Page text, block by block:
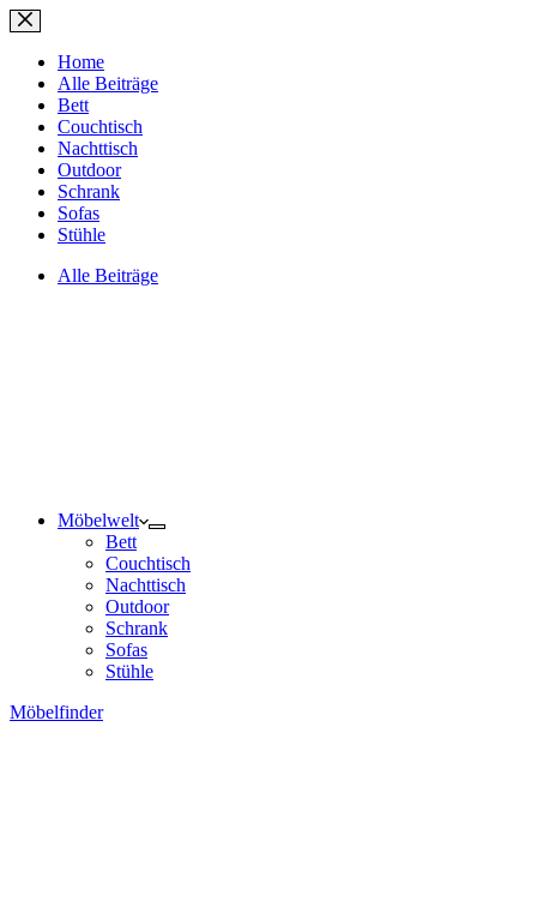
Zum
springenHome
Alle Beiträge
Bett
Couchtisch
Nachttisch
Outdoor
Schrank
Sofas
Stühle
Alle Beiträge
Möbelwelt
Bett
Couchtisch
Nachttisch
Outdoor
Schrank
Sofas
Stühle
Möbelfinder